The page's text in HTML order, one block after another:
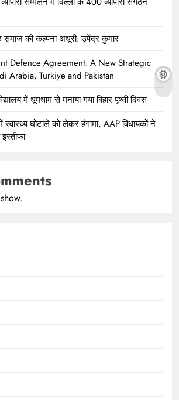
समाज की कल्पना अधूरी: उपेंद्र कुमार
Defence Agreement: A New Strategic
Arabia, Turkiye and Pakistan
में धूमधाम से मनाया गया बिहार पृथ्वी दिवस
स्वास्थ्य घोटाले को लेकर हंगामा, AAP विधायकों ने